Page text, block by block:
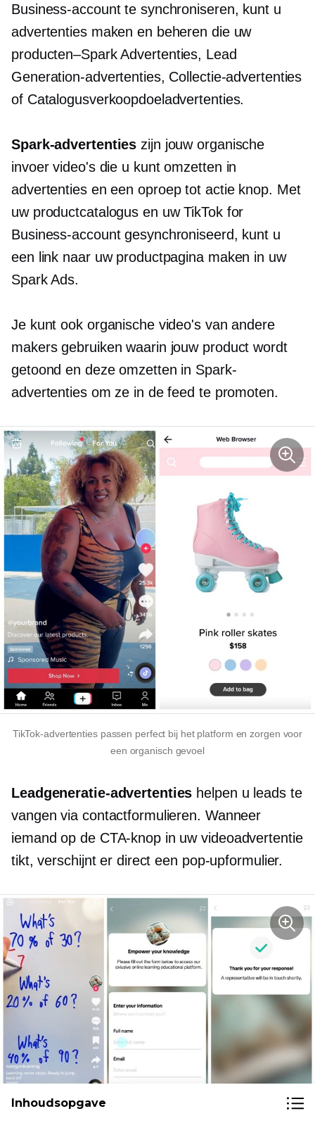
Business-account te synchroniseren, kunt u
advertenties maken en beheren die uw
producten–SparkAdvertenties, Lead
Generation-advertenties, Collectie-advertenties
of Catalogusverkoopdoeladvertenties.
Spark-advertenties zijn jouw organische
invoervideo's die u kunt omzetten in
advertenties en een oproep tot actieknop. Met
uw productcatalogus en uw TikTok for
Business-account gesynchroniseerd, kunt u
een link naar uw productpagina maken in uw
Spark Ads.
Je kunt ook organische video's van andere
makers gebruiken waarin jouw product wordt
getoond en deze omzetten in Spark-
advertenties om ze in de feed te promoten.
TikTok-advertenties passen perfect bij het platform en zorgen voor
een organisch gevoel
Leadgeneratie-advertenties helpen u leads te
vangen via contactformulieren. Wanneer
iemand op de CTA-knop in uw videoadvertentie
tikt, verschijnt er direct een pop-upformulier.
Inhoudsopgave